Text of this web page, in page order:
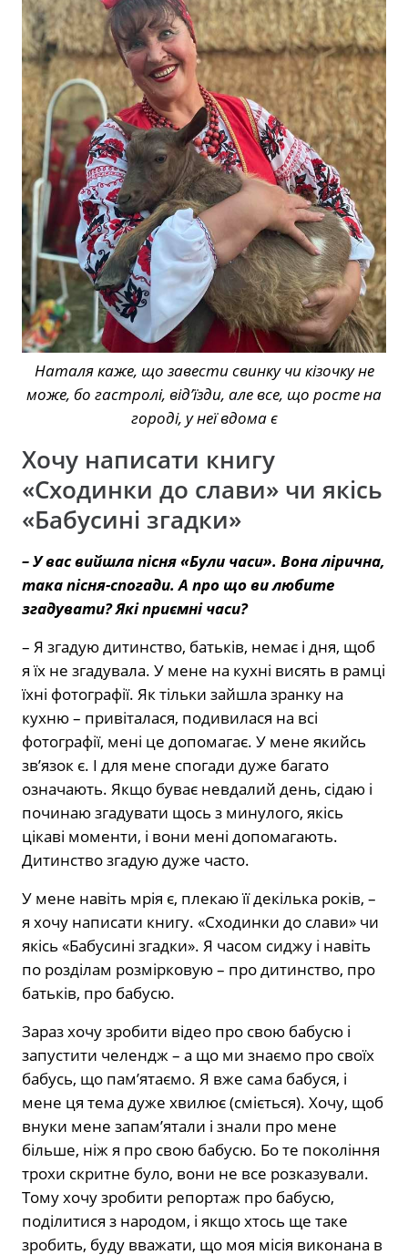
Наталя каже, що завести свинку чи кізочку не
може, бо гастролі, від’їзди, але все, що росте на
городі, у неї вдома є
Хочу написати книгу
«Сходинки до слави» чи якісь
«Бабусині згадки»
– У вас вийшла пісня «Були часи». Вона лірична,
така пісня-спогади. А про що ви любите
згадувати? Які приємні часи?
– Я згадую дитинство, батьків, немає і дня, щоб
я їх не згадувала. У мене на кухні висять в рамці
їхні фотографії. Як тільки зайшла зранку на
кухню – привіталася, подивилася на всі
фотографії, мені це допомагає. У мене якийсь
зв’язок є. І для мене спогади дуже багато
означають. Якщо буває невдалий день, сідаю і
починаю згадувати щось з минулого, якісь
цікаві моменти, і вони мені допомагають.
Дитинство згадую дуже часто.
У мене навіть мрія є, плекаю її декілька років, –
я хочу написати книгу. «Сходинки до слави» чи
якісь «Бабусині згадки». Я часом сиджу і навіть
по розділам розмірковую – про дитинство, про
батьків, про бабусю.
Зараз хочу зробити відео про свою бабусю і
запустити челендж – а що ми знаємо про своїх
бабусь, що пам’ятаємо. Я вже сама бабуся, і
мене ця тема дуже хвилює (сміється). Хочу, щоб
внуки мене запам’ятали і знали про мене
більше, ніж я про свою бабусю. Бо те покоління
трохи скритне було, вони не все розказували.
Тому хочу зробити репортаж про бабусю,
поділитися з народом, і якщо хтось ще таке
зробить, буду вважати, що моя місія виконана в